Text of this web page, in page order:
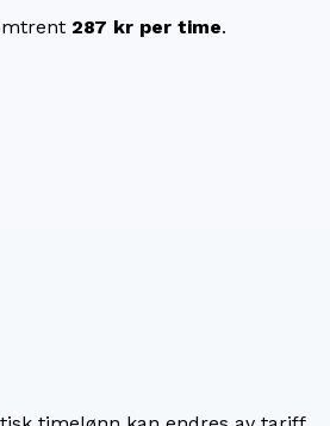
287 kr per time.